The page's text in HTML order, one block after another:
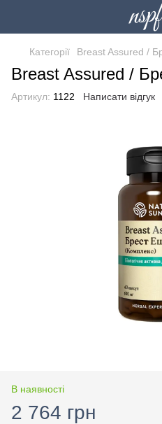
Категорії Breast Assured /
Breast Assured /
Артикул: 1122 Написати відгук
В наявності
2 764 грн